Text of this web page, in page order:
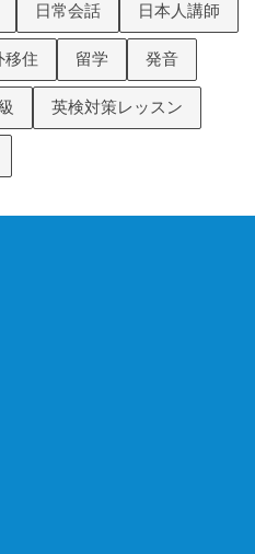
日常会話 日本人講師
移住 留学 発音
英検対策レッスン